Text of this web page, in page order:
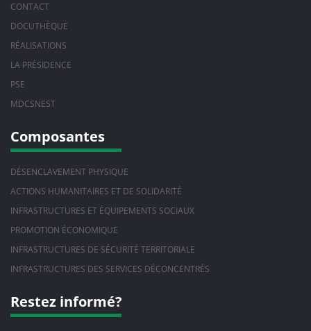
CONTACT
DOCUTHÈQUE
RÉALISATIONS
LA PRÉSIDENCE
PSE
MDCSNEST
Composantes
DÉSENCLAVEMENT PHYSIQUE
ACTIONS HUMANITAIRES ET DE SOLIDARITÉ
INFRASTRUCTURES ET ÉQUIPEMENTS SOCIAUX
PROMOTION ÉCONOMIQUE
INFRASTRUCTURES DE SÉCURITÉ TERRITORIALE
INFRASTRUCTURES DES SERVICES DÉCONCENTRÉS
Restez informé?